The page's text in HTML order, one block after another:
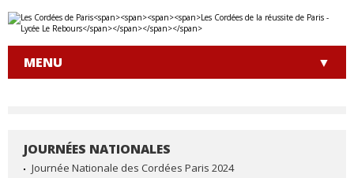
Aller
au
Outils
personnels
MENU
NAVIGATION
JOURNÉES NATIONALES
Journée Nationale des Cordées Paris 2024